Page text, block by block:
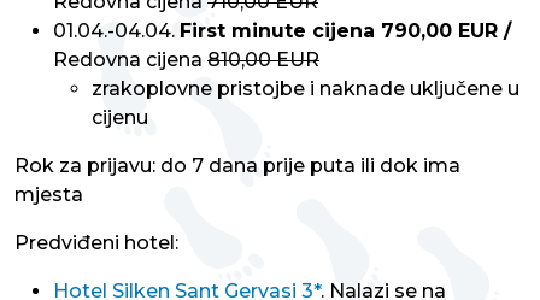
01.04.-04.04. First minute cijena 790,00 EUR /
Redovna cijena 810,00 EUR
zrakoplovne pristojbe i naknade uključene u
cijenu
Rok za prijavu: do 7 dana prije puta ili dok ima
mjesta
Predviđeni hotel:
Hotel Silken Sant Gervasi 3*. Nalazi se na